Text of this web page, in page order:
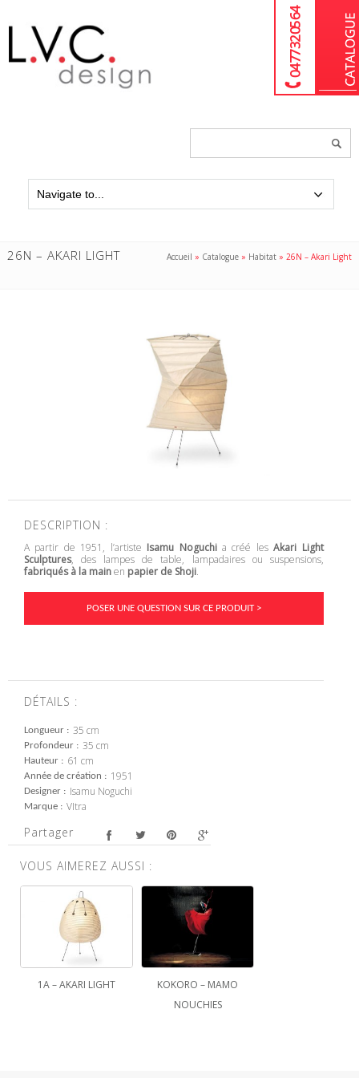
04 77 32 05 64
26N – AKARI LIGHT Accueil » Catalogue » Habitat » 26N – Akari Light
DESCRIPTION :
A partir de 1951, l’artiste Isamu Noguchia créé lesAkari Light
Sculptures, des lampes de table, lampadaires ou suspensions,
fabriqués à la mainen papier de Shoji.
POSER UNE QUESTION SUR CE PRODUIT >
DÉTAILS :
Longueur 35 cm
Profondeur 35 cm
Hauteur 61 cm
Année de création 1951
Designer Isamu Noguchi
Marque VItra
Partager
VOUS AIMEREZ AUSSI :
1A – AKARI LIGHT
KOKORO – MAMO
NOUCHIES